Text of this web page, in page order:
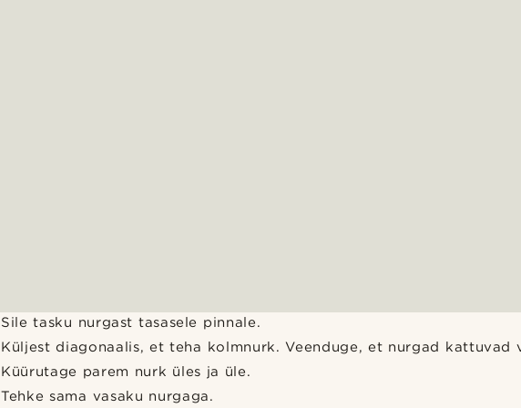
Sile tasku nurgast tasasele pinnale.
Küljest diagonaalis, et teha kolmnurk. Veenduge, et nurgad kattuvad
Küürutage parem nurk üles ja üle.
Tehke sama vasaku nurgaga.